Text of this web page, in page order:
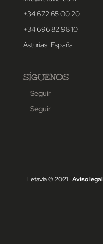
+34 672 65 00 20
+34 696 82 98 10
Asturias, España
SÍGUENOS
Seguir
Seguir
Letavia © 2021 ·Aviso legal